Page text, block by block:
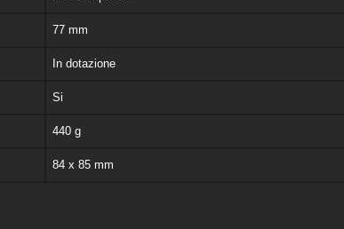
77 mm
In dotazione
Si
440 g
84 x 85 mm